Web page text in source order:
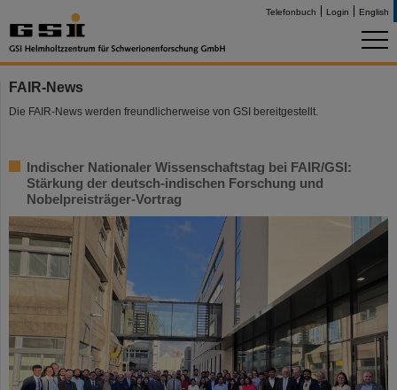
Telefonbuch Login English
FAIR-News
Die FAIR-News werden freundlicherweise von GSI bereitgestellt.
Indischer Nationaler Wissenschaftstag bei FAIR/GSI:
Stärkung der deutsch-indischen Forschung und
Nobelpreisträger-Vortrag